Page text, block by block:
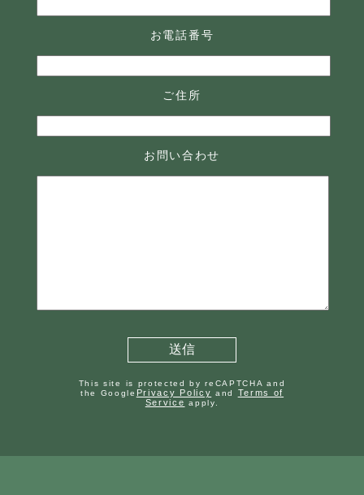
お電話番号
ご住所
お問い合わせ
This site is protected by reCAPTCHA and
the Google Privacy Policy and Terms of
Service apply.